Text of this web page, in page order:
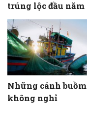
trúng lộc đầu năm
Những cánh buồm
không nghỉ